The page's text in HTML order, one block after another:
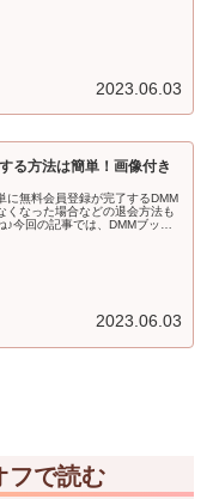
2023.06.03
る方法は簡単！画像付き
に無料会員登録が完了するDMM
くなった場合などの退会方法も
今回の記事では、DMMブック
2023.06.03
フで読む